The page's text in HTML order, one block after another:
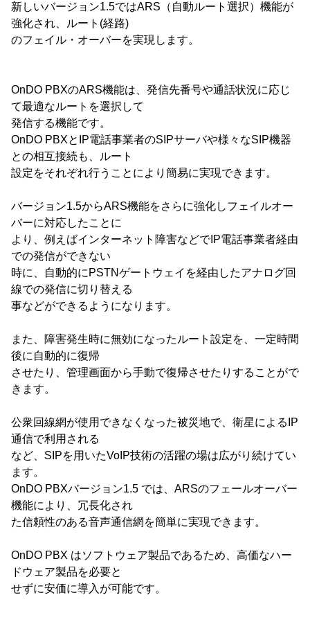
新しいバージョン1.5ではARS（自動ルート選択）機能が
強化され、ルート(経路)
のフェイル・オーバーを実現します。
OnDO PBXのARS機能は、発信先番号や通話状況に応じ
て最適なルートを選択して
発信する機能です。
OnDO PBXとIP電話事業者のSIPサーバや様々なSIP機器
との相互接続も、ルート
設定をそれぞれ行うことにより簡易に実現できます。
バージョン1.5からARS機能をさらに強化しフェイルオー
バーに対応したことに
より、例えばインターネット障害などでIP電話事業者経由
での発信ができない
時に、自動的にPSTNゲートウェイを経由したアナログ回
線での発信に切り替える
事などができるようになります。
また、障害発生時に無効になったルート設定を、一定時間
後に自動的に復帰
させたり、管理画面から手動で復帰させたりすることがで
きます。
公衆回線網が使用できなくなった被災地で、衛星によるIP
通信で利用される
など、SIPを用いたVoIP技術の活躍の場は広がり続けてい
ます。
OnDO PBXバージョン1.5 では、ARSのフェールオーバー
機能により、冗長化され
た信頼性のある音声通信網を簡単に実現できます。
OnDO PBX はソフトウェア製品であるため、高価なハー
ドウェア製品を必要と
せずに安価に導入が可能です。